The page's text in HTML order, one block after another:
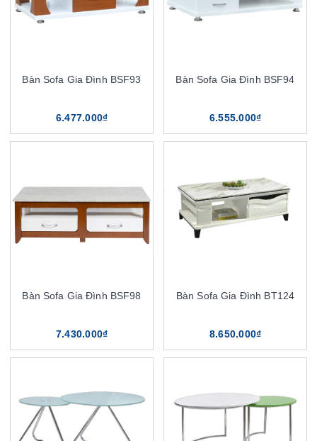
Bàn Sofa Gia Đình BSF93
6.477.000₫
Bàn Sofa Gia Đình BSF94
6.555.000₫
Bàn Sofa Gia Đình BSF98
7.430.000₫
Bàn Sofa Gia Đình BT124
8.650.000₫